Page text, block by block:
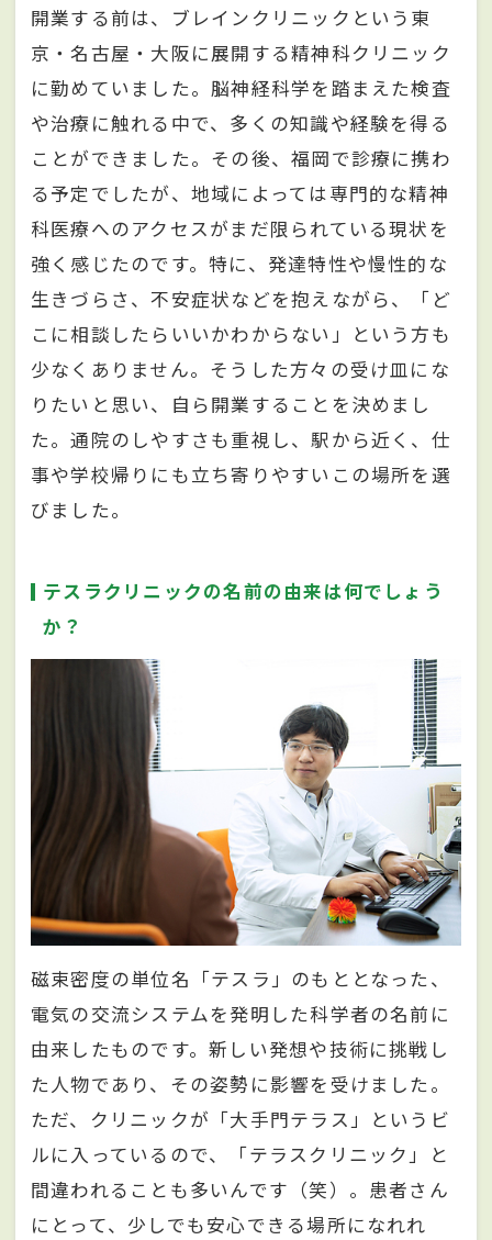
開業する前は、ブレインクリニックという東
京・名古屋・大阪に展開する精神科クリニック
に勤めていました。脳神経科学を踏まえた検査
や治療に触れる中で、多くの知識や経験を得る
ことができました。その後、福岡で診療に携わ
る予定でしたが、地域によっては専門的な精神
科医療へのアクセスがまだ限られている現状を
強く感じたのです。特に、発達特性や慢性的な
生きづらさ、不安症状などを抱えながら、「ど
こに相談したらいいかわからない」という方も
少なくありません。そうした方々の受け皿にな
りたいと思い、自ら開業することを決めまし
た。通院のしやすさも重視し、駅から近く、仕
事や学校帰りにも立ち寄りやすいこの場所を選
びました。
テスラクリニックの名前の由来は何でしょう
か？
磁束密度の単位名「テスラ」のもととなった、
電気の交流システムを発明した科学者の名前に
由来したものです。新しい発想や技術に挑戦し
た人物であり、その姿勢に影響を受けました。
ただ、クリニックが「大手門テラス」というビ
ルに入っているので、「テラスクリニック」と
間違われることも多いんです（笑）。患者さん
にとって、少しでも安心できる場所になれれ